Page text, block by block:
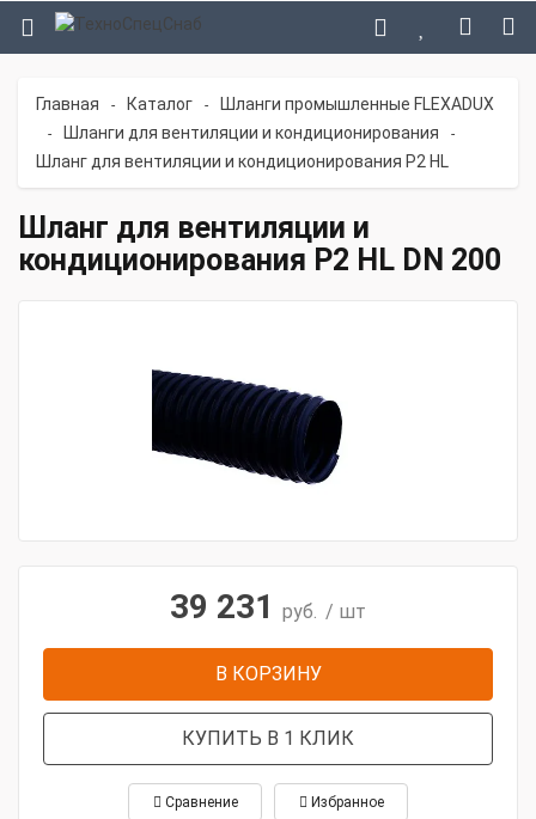
Главная - Каталог - Шланги промышленные FLEXADUX
- Шланги для вентиляции и кондиционирования -
Шланг для вентиляции и кондиционирования P2 HL
Шланг для вентиляции и
кондиционирования P2 HL DN 200
39 231 руб. / шт
В КОРЗИНУ
КУПИТЬ В 1 КЛИК
Сравнение Избранное